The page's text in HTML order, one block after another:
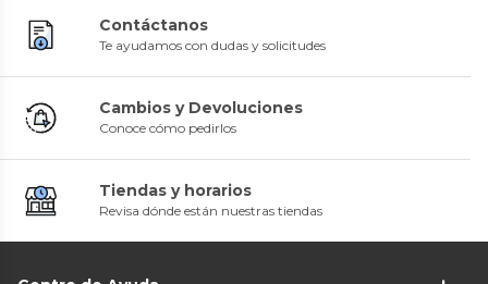
Contáctanos
Te ayudamos con dudas y solicitudes
Cambios y Devoluciones
Conoce cómo pedirlos
Tiendas y horarios
Revisa dónde están nuestras tiendas